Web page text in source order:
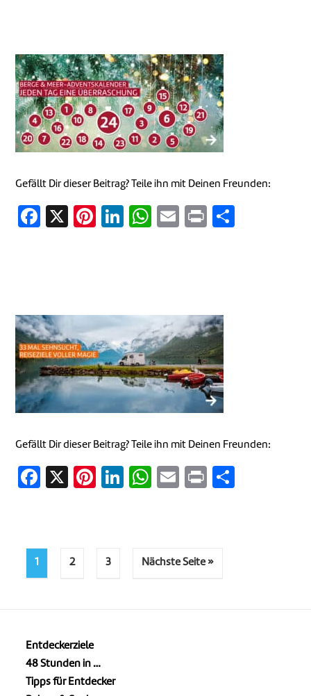
Gefällt Dir dieser Beitrag? Teile ihn mit Deinen Freunden:
Facebook
X Pinterest
LinkedIn
WhatsApp
EmailPrint
Gefällt Dir dieser Beitrag? Teile ihn mit Deinen Freunden:
Facebook
X Pinterest
LinkedIn
WhatsApp
EmailPrint
1 2 3 Nächste Seite »
Entdeckerziele
48 Stunden in …
Tipps für Entdecker